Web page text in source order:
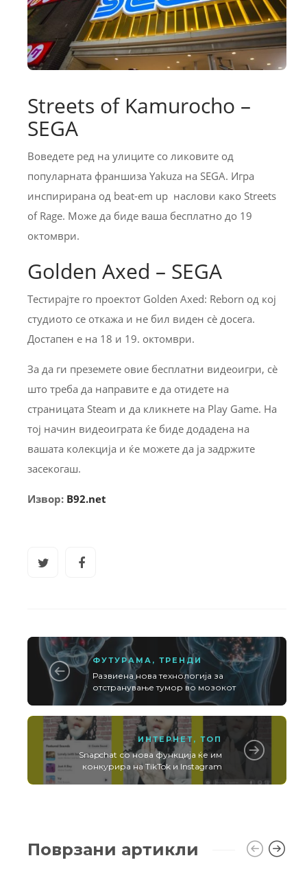
Streets of Kamurocho –
SEGA
Воведете ред на улиците со ликовите од
популарната франшиза Yakuza на SEGA. Игра
инспирирана од beat-em up наслови како Streets
of Rage. Може да биде ваша бесплатно до 19
октомври.
Golden Axed – SEGA
Тестирајте го проектот Golden Axed: Reborn од кој
студиото се откажа и не бил виден сѐ досега.
Достапен е на 18 и 19. октомври.
За да ги преземете овие бесплатни видеоигри, сè
што треба да направите е да отидете на
страницата Steam и да кликнете на Play Game. На
тој начин видеоиграта ќе биде додадена на
вашата колекција и ќе можете да ја задржите
засекогаш.
Извор: B92.net
ФУТУРАМА , ТРЕНДИ
Развиена нова технологија за
отстранување тумор во мозокот
ИНТЕРНЕТ, ТОП
Snapchat со нова функција ќе им
конкурира на TikTok и Instagram
Поврзани артикли